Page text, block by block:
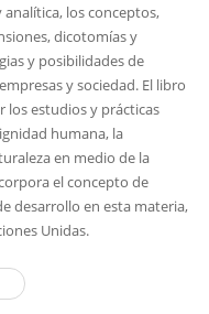
los conceptos,
dicotomías y
y posibilidades de
y sociedad. El libro
los estudios y prácticas
humana, la
en medio de la
el concepto de
desarrollo en esta materia,
Unidas.